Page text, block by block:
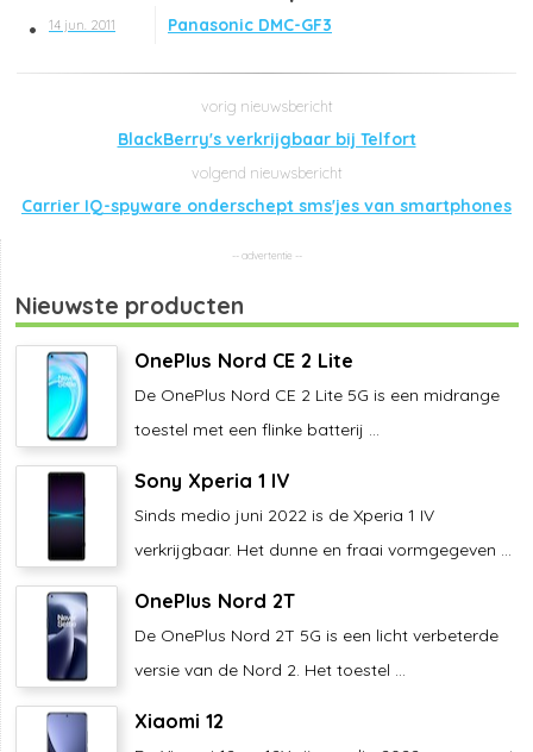
14 jun. 2011 Panasonic DMC-GF3
BlackBerry's verkrijgbaar bij Telfort
Carrier IQ-spyware onderschept sms'jes van smartphones
Nieuwste producten
OnePlus Nord CE 2 Lite
De OnePlus Nord CE 2 Lite 5G is een midrange
toestel met een flinke batterij ...
Sony Xperia 1 IV
Sinds medio juni 2022 is de Xperia 1 IV
verkrijgbaar. Het dunne en fraai vormgegeven ...
OnePlus Nord 2T
De OnePlus Nord 2T 5G is een licht verbeterde
versie van de Nord 2. Het toestel ...
Xiaomi 12